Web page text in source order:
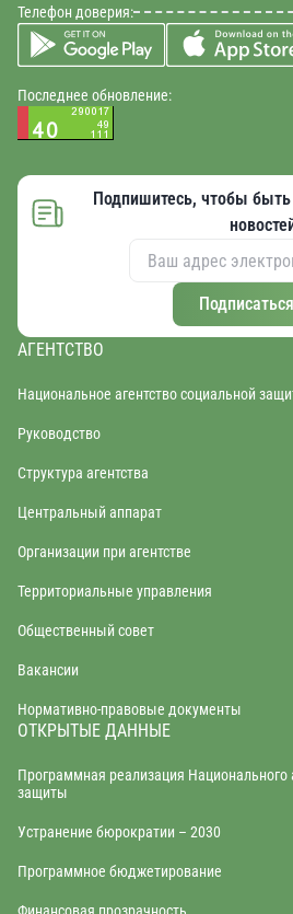
Телефон доверия:
Последнее обновление:
Подпишитесь, чтобы быть
Подписаться
АГЕНТСТВО
Национальное агентство социальной
Руководство
Структура агентства
Центральный аппарат
Организации при агентстве
Территориальные управления
Общественный совет
Вакансии
Нормативно-правовые документы
ОТКРЫТЫЕ ДАННЫЕ
Программная реализация Национального
защиты
Устранение бюрократии – 2030
Программное бюджетирование